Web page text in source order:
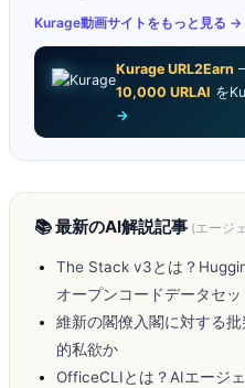
Kurage動画サイトをもっと見る →
Kurage URL2Earn
10,000 URLAI を
→
📚 最新のAI解説記事 (エージ
The Stack v3とは？
オープンコードデータセ
維新の閣僚入閣に対する
的私欲か
OfficeCLIとは？AIエージ